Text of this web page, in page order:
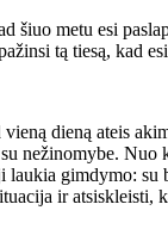
šiuo metu esi
tą tiesą, kad
dieną ateis
nežinomybe. Nuo
laukia gimdymo: su
ir atsiskleisti,